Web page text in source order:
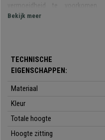
vermoeidheid te
dichtheidop de rugleuning en
handig en praktisch systeem
kantelen. Door de linkerhendel
in verschillende posities
spanning
worden aangepast
de knop te draaien die zich onder
Voor de fabricage zijn
Bekijk meer
TECHNISCHE
EIGENSCHAPPEN:
Materiaal
Kleur
Totale hoogte
Hoogte zitting